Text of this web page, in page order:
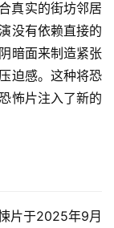
真实的街坊邻居
没有依赖直接的
暗面来制造紧张
迫感。这种将恐
怖片注入了新的
片于2025年9月